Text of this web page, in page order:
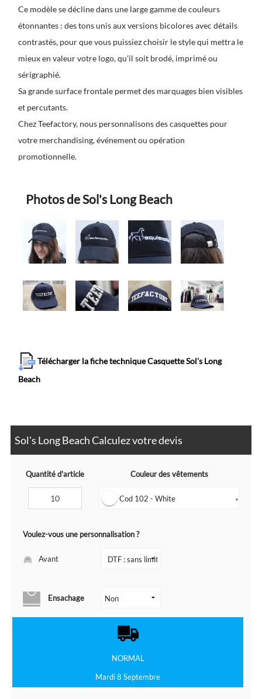
Ce modèle se décline dans une large gamme de couleurs
étonnantes : des tons unis aux versions bicolores avec détails
contrastés, pour que vous puissiez choisir le style qui mettra le
mieux en valeur votre logo, qu’il soit brodé, imprimé ou
sérigraphié.
Sa grande surface frontale permet des marquages bien visibles
et percutants.
Chez Teefactory, nous personnalisons des casquettes pour
votre merchandising, événement ou opération
promotionnelle.
Photos de Sol's Long Beach
Télécharger la fiche technique Casquette Sol's Long
Beach
Sol's Long Beach Calculez votre devis
Quantité d'article Couleur des vêtements
Cod 102 - White ▼
Voulez-vous une personnalisation ?
Avant
Ensachage
NORMAL
Mardi 8 Septembre